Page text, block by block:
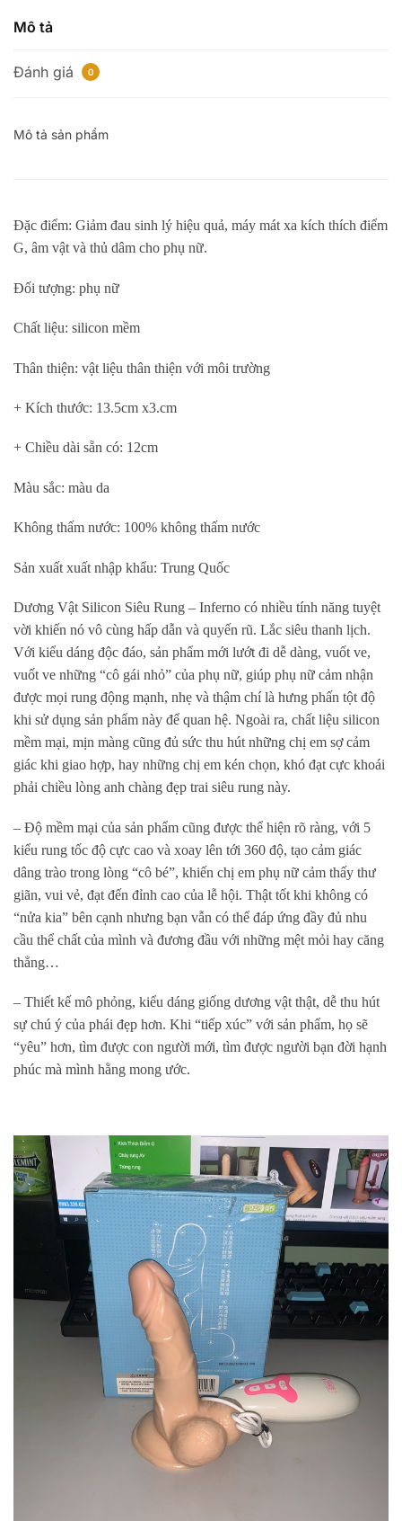
Mô tả
Đánh giá 0
Mô tả sản phẩm
Đặc điểm: Giảm đau sinh lý hiệu quả, máy mát xa kích thích điểm
G, âm vật và thủ dâm cho phụ nữ.
Đối tượng: phụ nữ
Chất liệu: silicon mềm
Thân thiện: vật liệu thân thiện với môi trường
+ Kích thước: 13.5cm x3.cm
+ Chiều dài sẵn có: 12cm
Màu sắc: màu da
Không thấm nước: 100% không thấm nước
Sản xuất xuất nhập khẩu: Trung Quốc
Dương Vật Silicon Siêu Rung – Inferno có nhiều tính năng tuyệt
vời khiến nó vô cùng hấp dẫn và quyến rũ. Lắc siêu thanh lịch.
Với kiểu dáng độc đáo, sản phẩm mới lướt đi dễ dàng, vuốt ve,
vuốt ve những “cô gái nhỏ” của phụ nữ, giúp phụ nữ cảm nhận
được mọi rung động mạnh, nhẹ và thậm chí là hưng phấn tột độ
khi sử dụng sản phẩm này để quan hệ. Ngoài ra, chất liệu silicon
mềm mại, mịn màng cũng đủ sức thu hút những chị em sợ cảm
giác khi giao hợp, hay những chị em kén chọn, khó đạt cực khoái
phải chiều lòng anh chàng đẹp trai siêu rung này.
– Độ mềm mại của sản phẩm cũng được thể hiện rõ ràng, với 5
kiểu rung tốc độ cực cao và xoay lên tới 360 độ, tạo cảm giác
dâng trào trong lòng “cô bé”, khiến chị em phụ nữ cảm thấy thư
giãn, vui vẻ, đạt đến đỉnh cao của lễ hội. Thật tốt khi không có
“nửa kia” bên cạnh nhưng bạn vẫn có thể đáp ứng đầy đủ nhu
cầu thể chất của mình và đương đầu với những mệt mỏi hay căng
thẳng…
– Thiết kế mô phỏng, kiểu dáng giống dương vật thật, dễ thu hút
sự chú ý của phái đẹp hơn. Khi “tiếp xúc” với sản phẩm, họ sẽ
“yêu” hơn, tìm được con người mới, tìm được người bạn đời hạnh
phúc mà mình hằng mong ước.